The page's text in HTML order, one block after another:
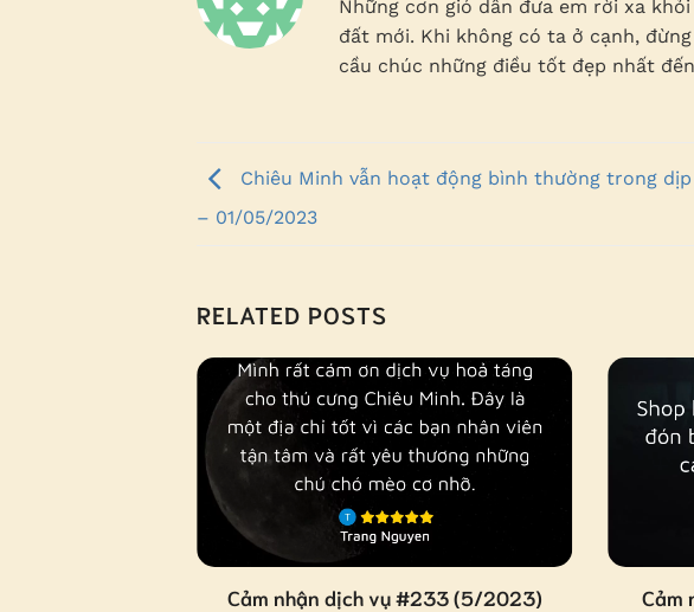
Những cơn gió dần đưa em rời xa
đất mới. Khi không có ta ở cạnh,
cầu chúc những điều tốt đẹp nhất
Chiêu Minh vẫn hoạt động bình thường trong
– 01/05/2023
RELATED POSTS
Cảm nhận dịch vụ #233 (5/2023) Cảm